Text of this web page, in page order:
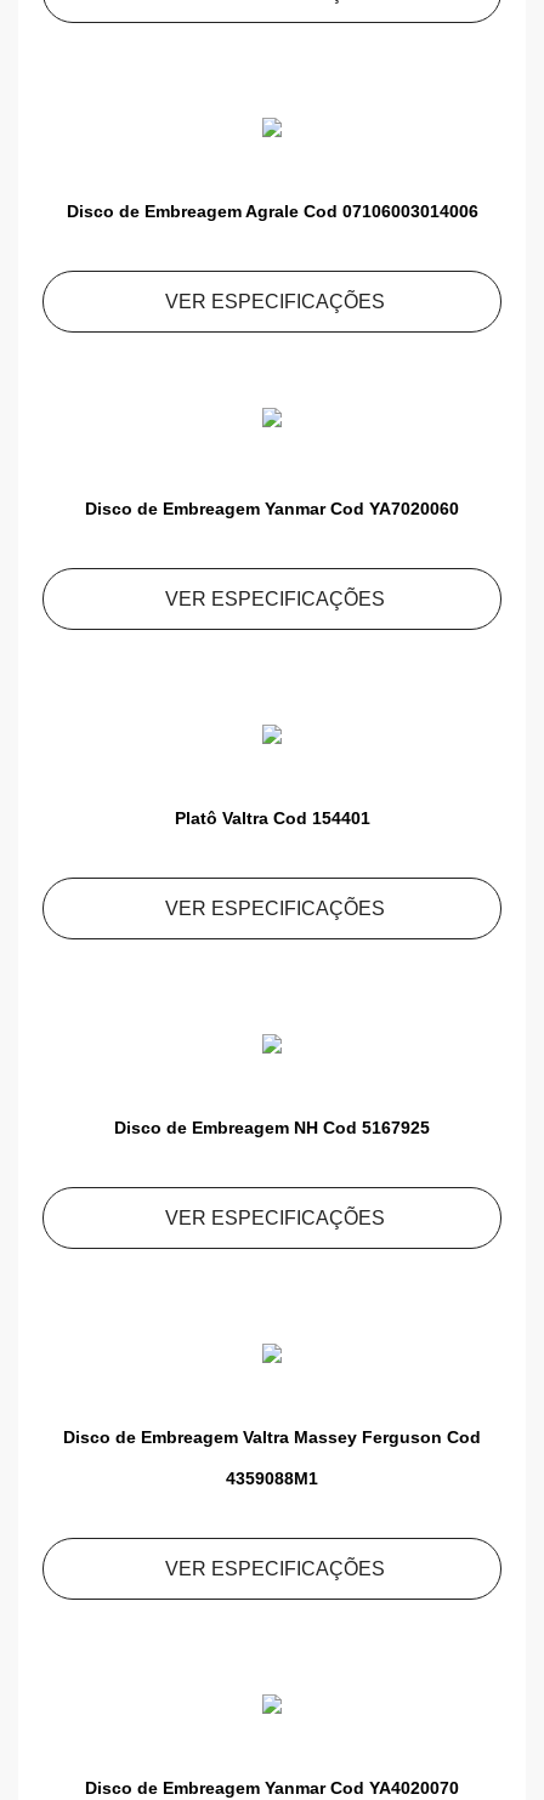
Disco de Embreagem Agrale Cod 07106003014006
VER ESPECIFICAÇÕES
Disco de Embreagem Yanmar Cod YA7020060
VER ESPECIFICAÇÕES
Platô Valtra Cod 154401
VER ESPECIFICAÇÕES
Disco de Embreagem NH Cod 5167925
VER ESPECIFICAÇÕES
Disco de Embreagem Valtra Massey Ferguson Cod
4359088M1
VER ESPECIFICAÇÕES
Disco de Embreagem Yanmar Cod YA4020070